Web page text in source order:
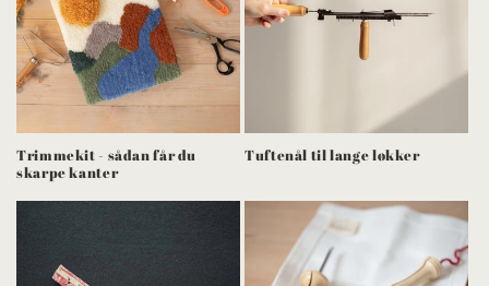
Trimmekit - sådan får du
skarpe kanter
Tuftenål til lange løkker